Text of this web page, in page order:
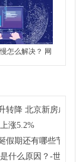
怎么解决？ 网
降 北京新房成交
涨5.2%
期还有哪些节假
什么原因？-世界今